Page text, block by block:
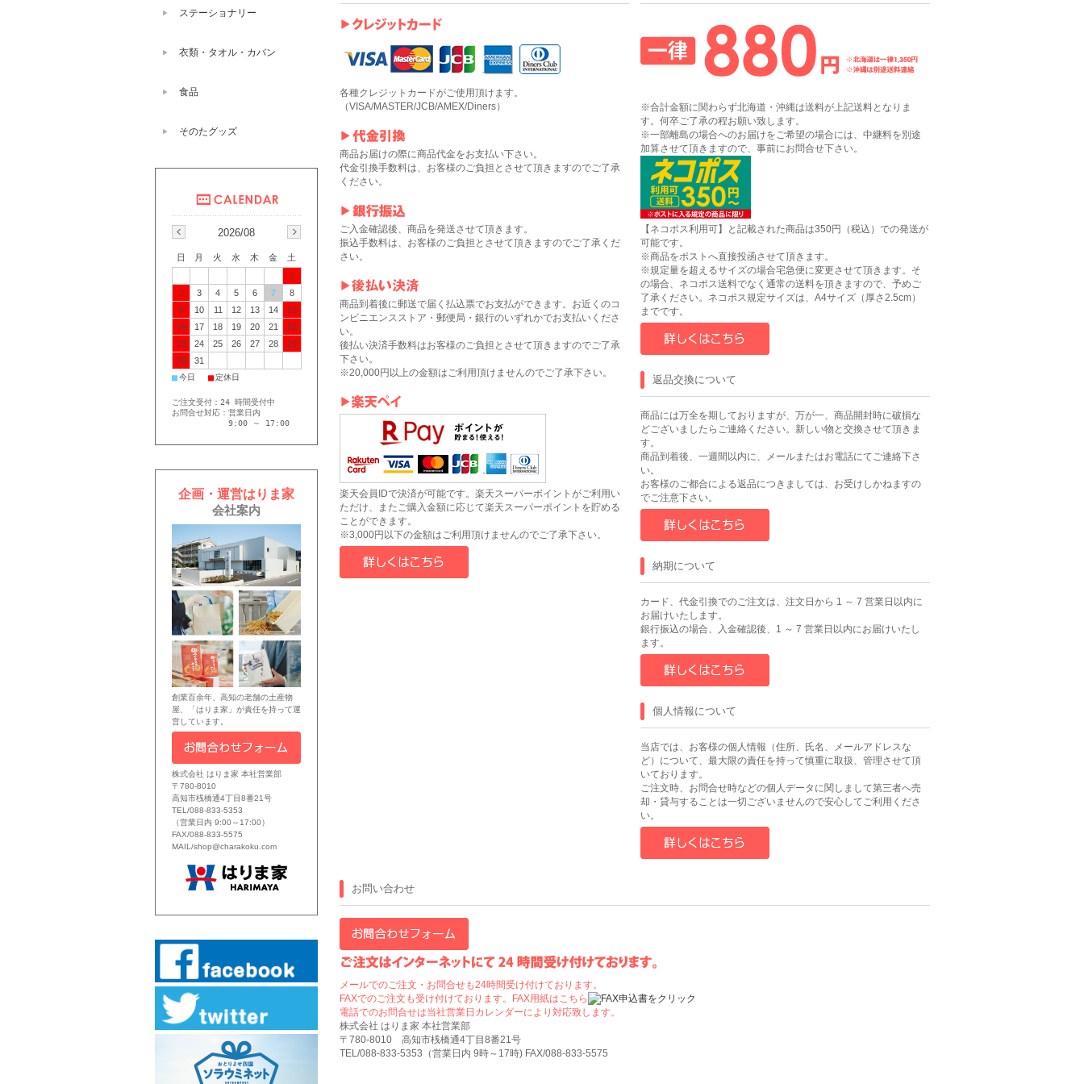
各種クレジットカードがご使用頂けます。
（VISA/MASTER/JCB/AMEX/Diners）
商品お届けの際に商品代金をお支払い下さい。
代金引換手数料は、お客様のご負担とさせて頂きますのでご了承
ください。
ご入金確認後、商品を発送させて頂きます。
振込手数料は、お客様のご負担とさせて頂きますのでご了承くだ
さい。
商品到着後に郵送で届く払込票でお支払ができます。お近くのコ
ンビニエンスストア・郵便局・銀行のいずれかでお支払いくださ
い。
後払い決済手数料はお客様のご負担とさせて頂きますのでご了承
下さい。
※20,000円以上の金額はご利用頂けませんのでご了承下さい。
楽天会員IDで決済が可能です。楽天スーパーポイントがご利用い
ただけ、またご購入金額に応じて楽天スーパーポイントを貯める
ことができます。
※3,000円以下の金額はご利用頂けませんのでご了承下さい。
※合計金額に関わらず北海道・沖縄は送料が上記送料となりま
す。何卒ご了承の程お願い致します。
※一部離島の場合へのお届けをご希望の場合には、中継料を別途
加算させて頂きますので、事前にお問合せ下さい。
【ネコポス利用可】と記載された商品は350円（税込）での発送が
可能です。
※商品をポストへ直接投函させて頂きます。
※規定量を超えるサイズの場合宅急便に変更させて頂きます。そ
の場合、ネコポス送料でなく通常の送料を頂きますので、予めご
了承ください。ネコポス規定サイズは、A4サイズ（厚さ2.5cm）
までです。
返品交換について
商品には万全を期しておりますが、万が一、商品開封時に破損な
どございましたらご連絡ください。新しい物と交換させて頂きま
す。
商品到着後、一週間以内に、メールまたはお電話にてご連絡下さ
い。
お客様のご都合による返品につきましては、お受けしかねますの
でご注意下さい。
納期について
カード、代金引換でのご注文は、注文日から 1 ～ 7 営業日以内に
お届けいたします。
銀行振込の場合、入金確認後、1 ～ 7 営業日以内にお届けいたし
ます。
個人情報について
当店では、お客様の個人情報（住所、氏名、メールアドレスな
ど）について、最大限の責任を持って慎重に取扱、管理させて頂
いております。
ご注文時、お問合せ時などの個人データに関しまして第三者へ売
却・貸与することは一切ございませんので安心してご利用くださ
い。
お問い合わせ
メールでのご注文・お問合せも24時間受け付けております。
FAXでのご注文も受け付けております。FAX用紙はこちら
電話でのお問合せは当社営業日カレンダーにより対応致します。
株式会社 はりま家 本社営業部
〒780-8010 高知市桟橋通4丁目8番21号
TEL/088-833-5353（営業日内 9時～17時) FAX/088-833-5575
ステーショナリー
衣類・タオル・カバン
食品
そのたグッズ
2026/08
日 月 火 水 木 金
土
1
2
3 4 5 6 7
8
9
10 11 12 13 14
15
16
17 18 19 20 21
22
23
24 25 26 27 28
29
30
31
■今日 ■定休日
ご注文受付：24 時間受付中
お問合せ対応：営業日内
9:00 ～ 17:00
企画・運営はりま家
会社案内
創業百余年、高知の老舗の土産物
屋、「はりま家」が責任を持って運
営しています。
株式会社 はりま家 本社営業部
〒780-8010
高知市桟橋通4丁目8番21号
TEL/088-833-5353
（営業日内 9:00～17:00）
FAX/088-833-5575
MAIL/shop@charakoku.com